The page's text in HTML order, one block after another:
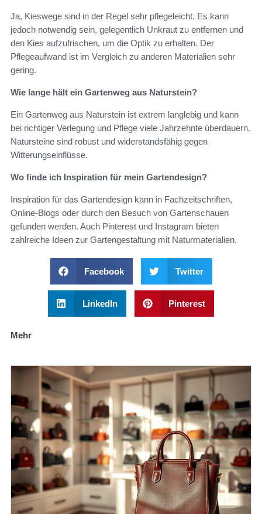
Ja, Kieswege sind in der Regel sehr pflegeleicht. Es kann
jedoch notwendig sein, gelegentlich Unkraut zu entfernen und
den Kies aufzufrischen, um die Optik zu erhalten. Der
Pflegeaufwand ist im Vergleich zu anderen Materialien sehr
gering.
Wie lange hält ein Gartenweg aus Naturstein?
Ein Gartenweg aus Naturstein ist extrem langlebig und kann
bei richtiger Verlegung und Pflege viele Jahrzehnte überdauern.
Natursteine sind robust und widerstandsfähig gegen
Witterungseinflüsse.
Wo finde ich Inspiration für mein Gartendesign?
Inspiration für das Gartendesign kann in Fachzeitschriften,
Online-Blogs oder durch den Besuch von Gartenschauen
gefunden werden. Auch Pinterest und Instagram bieten
zahlreiche Ideen zur Gartengestaltung mit Naturmaterialien.
Facebook Twitter
LinkedIn Pinterest
Mehr